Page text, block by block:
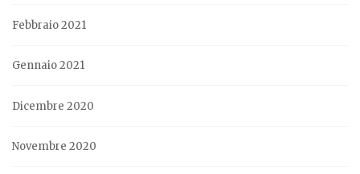
Febbraio 2021
Gennaio 2021
Dicembre 2020
Novembre 2020